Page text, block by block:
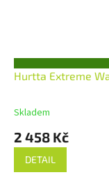
Hurtta Extreme
Skladem
2 458 Kč
DETAIL